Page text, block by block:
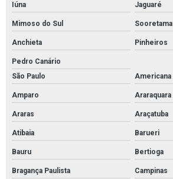
Iúna Jaguaré
Mimoso do Sul Sooretama
Anchieta Pinheiros
Pedro Canário
São Paulo
Americana
Amparo Araraquara
Araras Araçatuba
Atibaia Barueri
Bauru Bertioga
Bragança Paulista Campinas